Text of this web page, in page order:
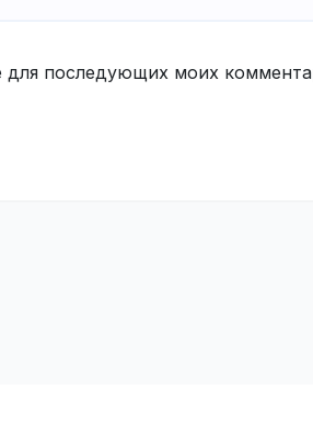
для последующих моих